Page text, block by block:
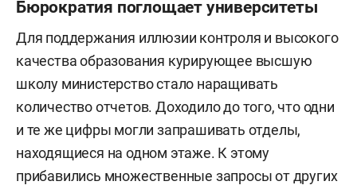
Бюрократия поглощает университеты
Для поддержания иллюзии контроля и высокого
качества образования курирующее высшую
школу министерство стало наращивать
количество отчетов. Доходило до того, что одни
и те же цифры могли запрашивать отделы,
находящиеся на одном этаже. К этому
прибавились множественные запросы от других